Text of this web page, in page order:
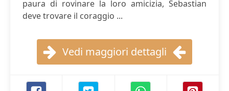
paura di rovinare la loro amicizia, Sebastian
deve trovare il coraggio ...
Vedi maggiori dettagli